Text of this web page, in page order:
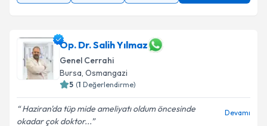
Op. Dr. Salih Yılmaz
Genel Cerrahi
Bursa, Osmangazi
5 (1 Değerlendirme)
Haziran'da tüp mide ameliyatı oldum öncesinde
okadar çok doktor...
Devamı